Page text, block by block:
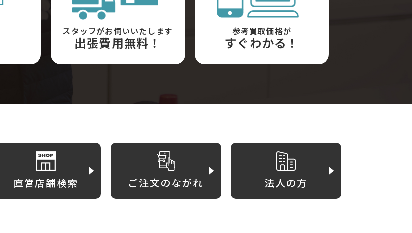
スタッフがお伺いいたします
出張費用無料！
参考買取価格が
すぐわかる！
直営店舗検索 ご注文のながれ 法人の方